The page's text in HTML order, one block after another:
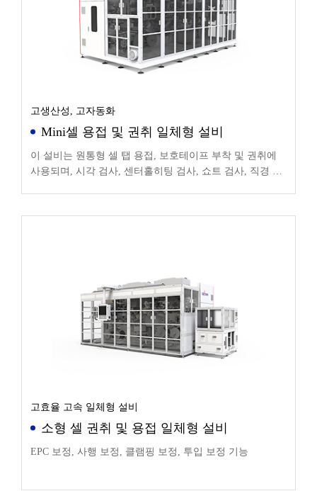
고생산성, 고자동화
Mini셀 용접 및 권취 일체형 설비
이 설비는 원통형 셀 탭 용접, 보호테이프 부착 및 권취에
사용되며, 시각 검사, 센터홀히팅 검사, 쇼트 검사, 직경 검
고효율 고속 일체형 설비
소형 셀 권취 및 용접 일체형 설비
EPC 보정, 사행 보정, 클램핑 보정, 투입 보정 기능